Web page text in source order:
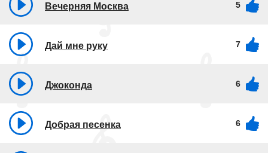
Вечерняя Москва 5
Дай мне руку 7
Джоконда 6
Добрая песенка 6